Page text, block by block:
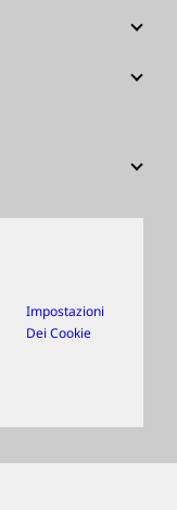
Impostazioni
Dei Cookie